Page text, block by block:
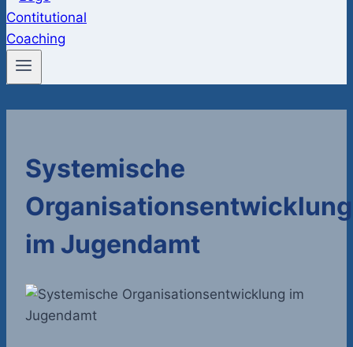
Systemische
Organisationsentwicklung
im Jugendamt